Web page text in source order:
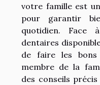
votre famille est
pour garantir
quotidien. Face
dentaires
de faire les bons
membre de la
des conseils